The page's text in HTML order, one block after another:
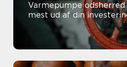
Varmepumpe odsherred sådan får du
mest ud af din